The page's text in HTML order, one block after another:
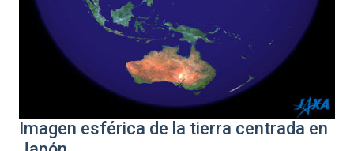
Imagen esférica de la tierra centrada en